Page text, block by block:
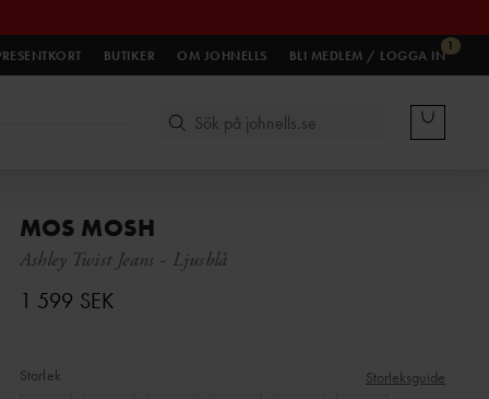
BUTIKER OM JOHNELLS
1
BLI MEDLEM / LOGGA IN
MOS MOSH
Ashley Twist Jeans - Ljusblå
1 599 SEK
Storlek Storleksguide